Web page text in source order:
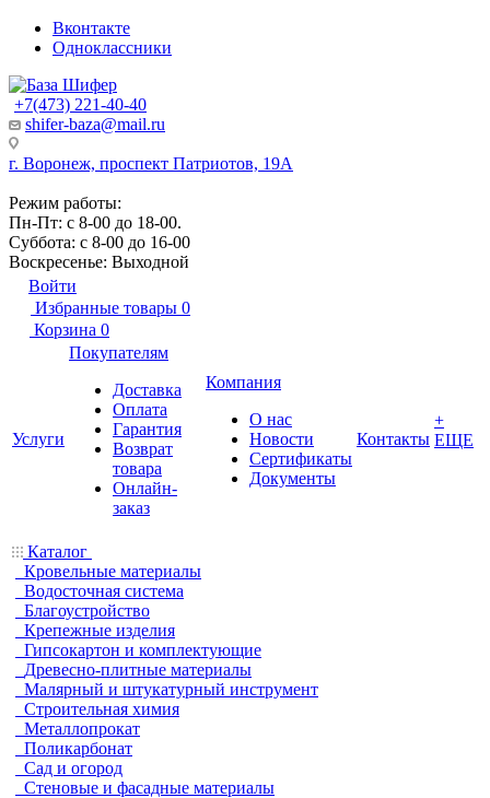
Вконтакте
Одноклассники
+7(473) 221-40-40
shifer-baza@mail.ru
г. Воронеж, проспект Патриотов, 19А
Режим работы:
Пн-Пт: с 8-00 до 18-00.
Суббота: с 8-00 до 16-00
Воскресенье: Выходной
Войти
Избранные товары 0
Корзина 0
Услуги
Покупателям
Доставка
Оплата
Гарантия
Возврат
товара
Онлайн-
заказ
Компания
О нас
Новости
Сертификаты
Документы
Контакты
+
ЕЩЕ
Каталог
Кровельные материалы
Водосточная система
Благоустройство
Крепежные изделия
Гипсокартон и комплектующие
Древесно-плитные материалы
Малярный и штукатурный инструмент
Строительная химия
Металлопрокат
Поликарбонат
Сад и огород
Стеновые и фасадные материалы